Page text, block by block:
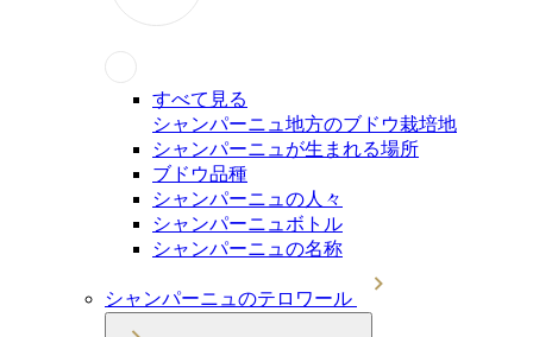
すべて見る
シャンパーニュ地方のブドウ栽培地
シャンパーニュが生まれる場所
ブドウ品種
シャンパーニュの人々
シャンパーニュボトル
シャンパーニュの名称
シャンパーニュのテロワール